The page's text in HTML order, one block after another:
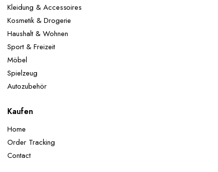
Kleidung & Accessoires
Kosmetik & Drogerie
Haushalt & Wohnen
Sport & Freizeit
Möbel
Spielzeug
Autozubehör
Kaufen
Home
Order Tracking
Contact